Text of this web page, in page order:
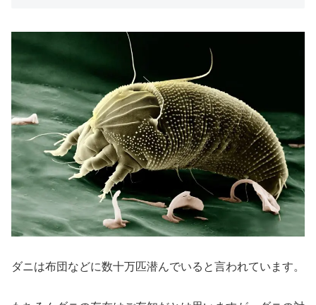
ダニは布団などに数十万匹潜んでいると言われています。